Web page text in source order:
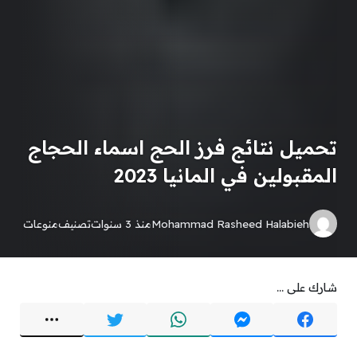
تحميل نتائج فرز الحج اسماء الحجاج
المقبولين في المانيا 2023
Mohammad Rasheed Halabiehمنذ 3 سنوات تصنيفمنوعات
شارك على ...